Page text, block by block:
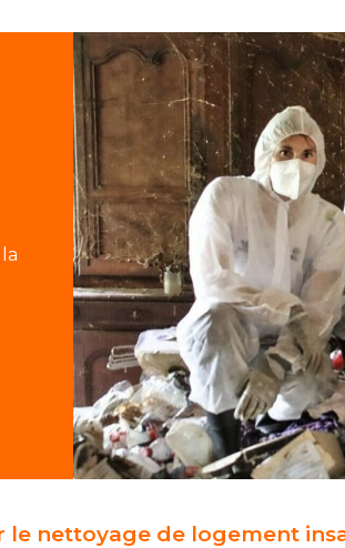
nettoyage de logement